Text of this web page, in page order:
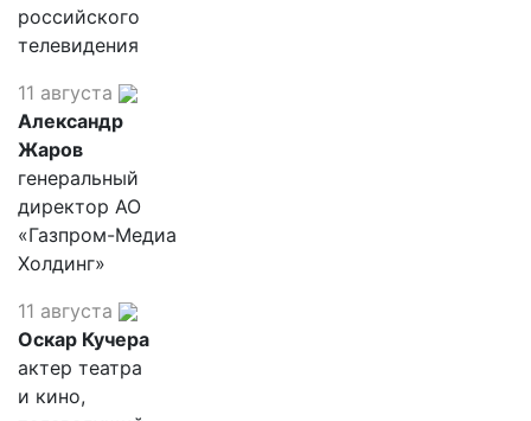
российского
телевидения
11 августа
Александр
Жаров
генеральный
директор АО
«Газпром-Медиа
Холдинг»
11 августа
Оскар Кучера
актер театра
и кино,